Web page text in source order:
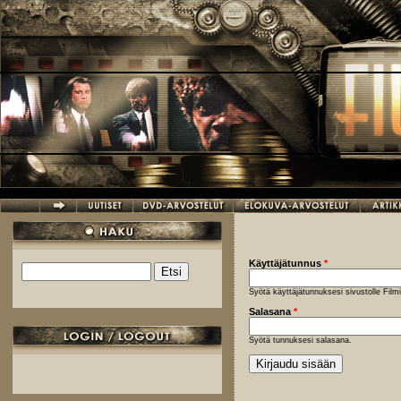
Hyppää pääsisältöön
Hakulomake
Käyttäjätunnus *
Syötä käyttäjätunnuksesi sivustolle
Salasana *
Syötä tunnuksesi salasana.